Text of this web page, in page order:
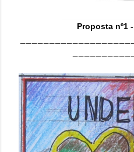
Proposta nº1 -